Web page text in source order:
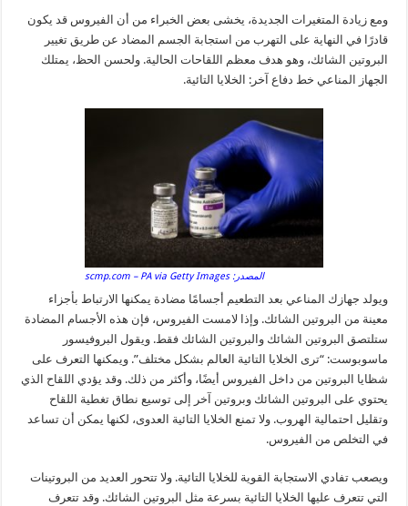
ومع زيادة المتغيرات الجديدة، يخشى بعض الخبراء من أن الفيروس قد يكون
قادرًا في النهاية على التهرب من استجابة الجسم المضاد عن طريق تغيير
البروتين الشائك، وهو هدف معظم اللقاحات الحالية. ولحسن الحظ، يمتلك
الجهاز المناعي خط دفاع آخر: الخلايا التائية.
المصدر: scmp.com – PA via Getty Images
ويولد جهازك المناعي بعد التطعيم أجسامًا مضادة يمكنها الارتباط بأجزاء
معينة من البروتين الشائك. وإذا لامست الفيروس، فإن هذه الأجسام المضادة
ستلتصق البروتين الشائك والبروتين الشائك فقط. ويقول البروفيسور
ماسوبوست: “ترى الخلايا التائية العالم بشكل مختلف”. ويمكنها التعرف على
شظايا البروتين من داخل الفيروس أيضًا، وأكثر من ذلك. وقد يؤدي اللقاح الذي
يحتوي على البروتين الشائك وبروتين آخر إلى توسيع نطاق تغطية اللقاح
وتقليل احتمالية الهروب. ولا تمنع الخلايا التائية العدوى، لكنها يمكن أن تساعد
في التخلص من الفيروس.
ويصعب تفادي الاستجابة القوية للخلايا التائية. ولا تتحور العديد من البروتينات
التي تتعرف عليها الخلايا التائية بسرعة مثل البروتين الشائك. وقد تتعرف